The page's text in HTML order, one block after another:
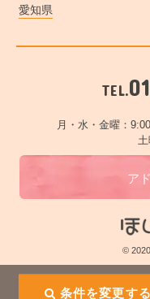
愛知県
TEL.
月・水・金曜：
土
ア
©
条件を変更する